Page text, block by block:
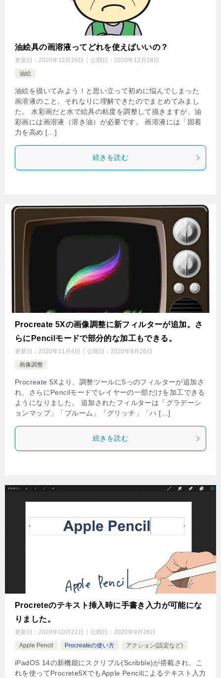
油絵具の画溶液ってどれを使えばいいの？
更新日： 2020年12月29日 公開日： 2020年12月28日
油絵
油絵を描いてみよう！と思い立って初めに悩んでしまった
画溶液のこと。それなりに理解できたのでまとめてみまし
た。 水彩画だと水で絵具の粘度を調整して描きますが、油
彩画には画溶液（溶き油）が必要です。 画溶液には「固着
力を高め […]
続きを読む
Procreate 5Xの画像調整に新フィルターが追加。さ
らにPencilモードで部分的な加工もできる。
更新日： 2020年11月4日 公開日： 2020年9月26日
画像調整
Procreate 5Xより、調整ツールに5っのフィルターが追加さ
れ、さらにPencilモードでレイヤーの一部だけを加工できる
ようになりました。 追加されたフィルターは「グラデーシ
ョンマップ」「ブルーム」「グリッチ」「ハ […]
続きを読む
Procreteのテキスト挿入時に手書き入力が可能にな
りました。
更新日： 2020年10月21日 公開日： 2020年9月26日
Apple Pencil
Procreateの使い方 アクション(設定など)
iPadOS 14の新機能にスクリブル(Scribble)が搭載され、こ
れを使ってProcrete5XでもApple Pencilによるテキスト入力